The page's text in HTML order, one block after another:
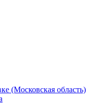
(Московская область)